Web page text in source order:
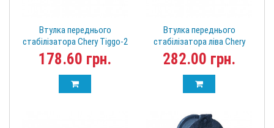
Втулка переднього
стабілізатора Chery Tiggo-2
Електро J69-2906013
178.60 грн.
Втулка переднього
стабілізатора ліва Chery
Tiggo 202000405AA (T19,
T17, T15)
282.00 грн.